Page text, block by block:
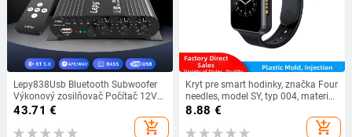
Lepy838Usb Bluetooth Subwoofer
Výkonový zosilňovač Počítač 12V
Auto Domáci výkonový zosilňovač
43.71 €
add_shopping_cart
Kryt pre smart hodinky, značka Four
needles, model SY, typ 004, materiál
ABS+PC, OEM k dispozícii
8.88 €
add_shopping_cart